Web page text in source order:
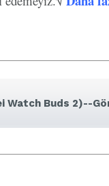
Watch Buds 2)--